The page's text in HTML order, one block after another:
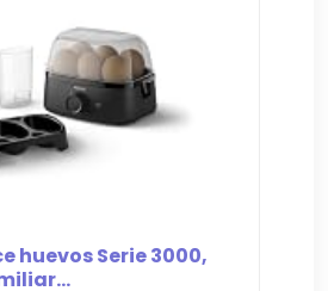
huevos Serie 3000,